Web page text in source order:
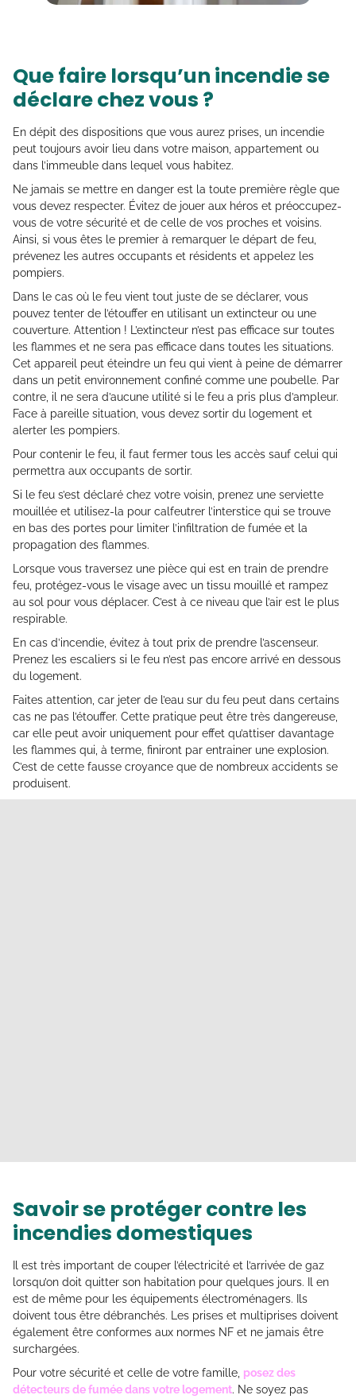
Que faire lorsqu’un incendie se
déclare chez vous ?
En dépit des dispositions que vous aurez prises, un incendie
peut toujours avoir lieu dans votre maison, appartement ou
dans l’immeuble dans lequel vous habitez.
Ne jamais se mettre en danger est la toute première règle que
vous devez respecter. Évitez de jouer aux héros et préoccupez-
vous de votre sécurité et de celle de vos proches et voisins.
Ainsi, si vous êtes le premier à remarquer le départ de feu,
prévenez les autres occupants et résidents et appelez les
pompiers.
Dans le cas où le feu vient tout juste de se déclarer, vous
pouvez tenter de l’étouffer en utilisant un extincteur ou une
couverture. Attention ! L’extincteur n’est pas efficace sur toutes
les flammes et ne sera pas efficace dans toutes les situations.
Cet appareil peut éteindre un feu qui vient à peine de démarrer
dans un petit environnement confiné comme une poubelle. Par
contre, il ne sera d’aucune utilité si le feu a pris plus d’ampleur.
Face à pareille situation, vous devez sortir du logement et
alerter les pompiers.
Pour contenir le feu, il faut fermer tous les accès sauf celui qui
permettra aux occupants de sortir.
Si le feu s’est déclaré chez votre voisin, prenez une serviette
mouillée et utilisez-la pour calfeutrer l’interstice qui se trouve
en bas des portes pour limiter l’infiltration de fumée et la
propagation des flammes.
Lorsque vous traversez une pièce qui est en train de prendre
feu, protégez-vous le visage avec un tissu mouillé et rampez
au sol pour vous déplacer. C’est à ce niveau que l’air est le plus
respirable.
En cas d’incendie, évitez à tout prix de prendre l’ascenseur.
Prenez les escaliers si le feu n’est pas encore arrivé en dessous
du logement.
Faites attention, car jeter de l’eau sur du feu peut dans certains
cas ne pas l’étouffer. Cette pratique peut être très dangereuse,
car elle peut avoir uniquement pour effet qu’attiser davantage
les flammes qui, à terme, finiront par entrainer une explosion.
C’est de cette fausse croyance que de nombreux accidents se
produisent.
Savoir se protéger contre les
incendies domestiques
Il est très important de couper l’électricité et l’arrivée de gaz
lorsqu’on doit quitter son habitation pour quelques jours. Il en
est de même pour les équipements électroménagers. Ils
doivent tous être débranchés. Les prises et multiprises doivent
également être conformes aux normes NF et ne jamais être
surchargées.
Pour votre sécurité et celle de votre famille, posez des
détecteurs de fumée dans votre logement. Ne soyez pas